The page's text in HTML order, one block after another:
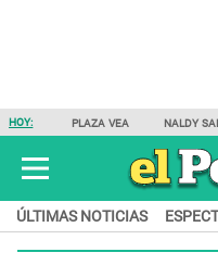
HOY: PLAZA VEA NALDY
ÚLTIMAS NOTICIAS